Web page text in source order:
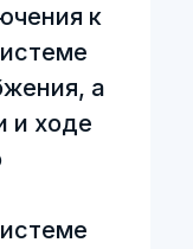
к
а
и ходе